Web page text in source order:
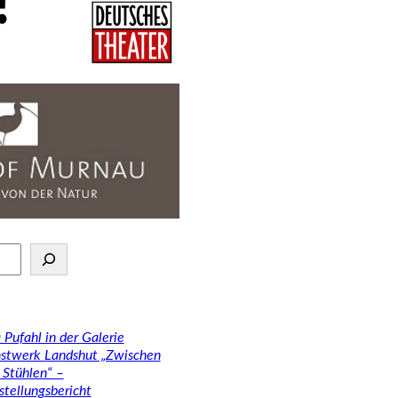
Pufahl in der Galerie
Landshut „Zwischen
–